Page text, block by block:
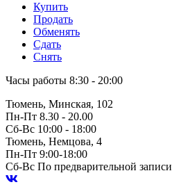
Купить
Продать
Обменять
Сдать
Снять
Часы работы 8:30 - 20:00
Тюмень, Минская, 102
Пн-Пт 8.30 - 20.00
Сб-Вс 10:00 - 18:00
Тюмень, Немцова, 4
Пн-Пт 9:00-18:00
Сб-Вс По предварительной записи